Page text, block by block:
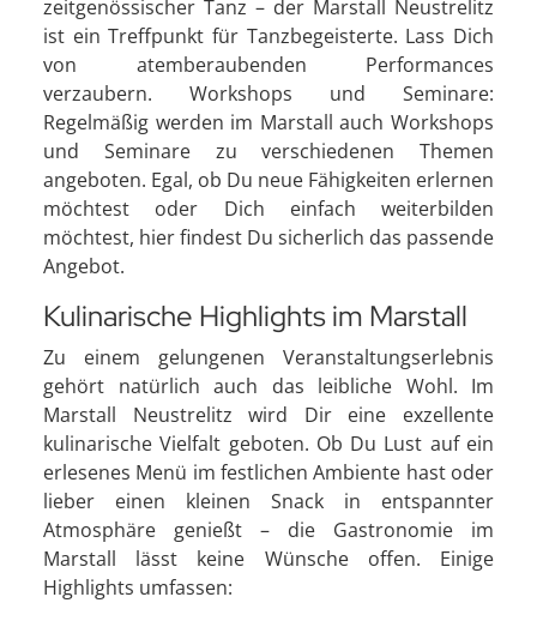
zeitgenössischer Tanz – der Marstall Neustrelitz
ist ein Treffpunkt für Tanzbegeisterte. Lass Dich
von atemberaubenden Performances
verzaubern. Workshops und Seminare:
Regelmäßig werden im Marstall auch Workshops
und Seminare zu verschiedenen Themen
angeboten. Egal, ob Du neue Fähigkeiten erlernen
möchtest oder Dich einfach weiterbilden
möchtest, hier findest Du sicherlich das passende
Angebot.
Kulinarische Highlights im Marstall
Zu einem gelungenen Veranstaltungserlebnis
gehört natürlich auch das leibliche Wohl. Im
Marstall Neustrelitz wird Dir eine exzellente
kulinarische Vielfalt geboten. Ob Du Lust auf ein
erlesenes Menü im festlichen Ambiente hast oder
lieber einen kleinen Snack in entspannter
Atmosphäre genießt – die Gastronomie im
Marstall lässt keine Wünsche offen. Einige
Highlights umfassen: